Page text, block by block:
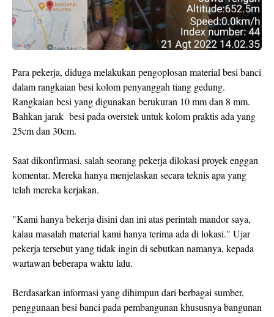
Para pekerja, diduga melakukan pengoplosan material besi banci
dalam rangkaian besi kolom penyanggah tiang gedung.
Rangkaian besi yang digunakan berukuran 10 mm dan 8 mm.
Bahkan jarak besi pada overstek untuk kolom praktis ada yang
25cm dan 30cm.
Saat dikonfirmasi, salah seorang pekerja dilokasi proyek enggan
komentar. Mereka hanya menjelaskan secara teknis apa yang
telah mereka kerjakan.
"Kami hanya bekerja disini dan ini atas perintah mandor saya,
kalau masalah material kami hanya terima ada di lokasi." Ujar
pekerja tersebut yang tidak ingin di sebutkan namanya, kepada
wartawan beberapa waktu lalu.
Berdasarkan informasi yang dihimpun dari berbagai sumber,
penggunaan besi banci pada pembangunan khususnya bangunan